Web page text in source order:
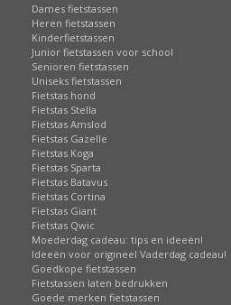
Dames fietstassen
Heren fietstassen
Kinderfietstassen
Junior fietstassen voor school
Senioren fietstassen
Uniseks fietstassen
Fietstas hond
Fietstas Stella
Fietstas Amslod
Fietstas Gazelle
Fietstas Koga
Fietstas Sparta
Fietstas Batavus
Fietstas Cortina
Fietstas Giant
Fietstas Qwic
Moederdag cadeau: tips en ideeën!
Ideeën voor origineel Vaderdag cadeau!
Goedkope fietstassen
Fietstassen laten bedrukken
Goede merken fietstassen